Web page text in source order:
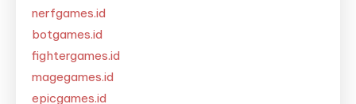
nerfgames.id
botgames.id
fightergames.id
magegames.id
epicgames.id